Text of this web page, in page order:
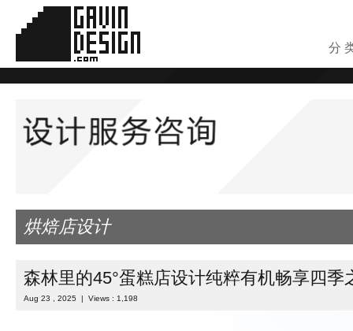
分
烘焙店设计
森林里的45°蛋糕店设计纯粹有机畅享四季
Aug 23 , 2025 | Views : 1,198